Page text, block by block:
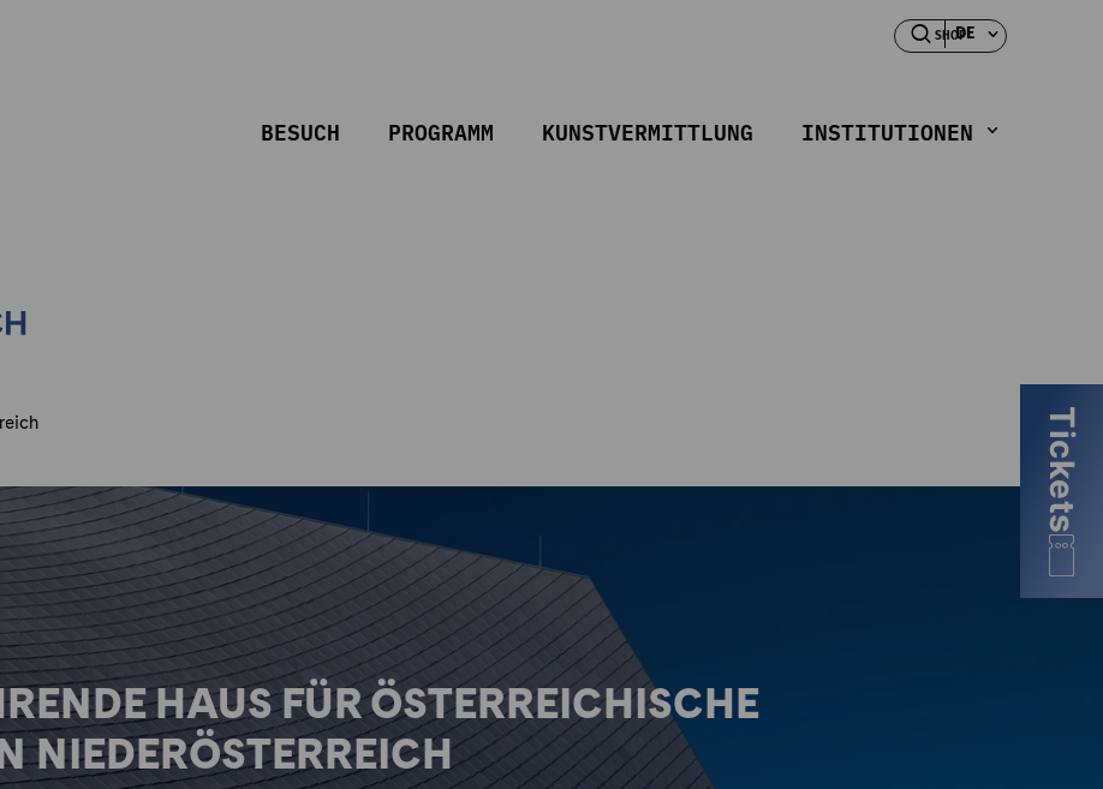
SHOP
Tickets
DE
BESUCH PROGRAMM KUNSTVERMITTLUNG INSTITUTIONEN
HAUS FÜR ÖSTERREICHISCHE
NIEDERÖSTERREICH